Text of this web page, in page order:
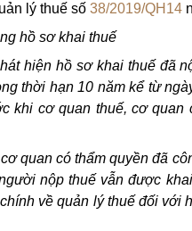
lý thuế số 38/2019/QH14
hồ sơ khai thuế
hiện hồ sơ khai thuế đã
thời hạn 10 năm kể từ
khi cơ quan thuế, cơ quan
quan có thẩm quyền đã
nộp thuế vẫn được
về quản lý thuế đối